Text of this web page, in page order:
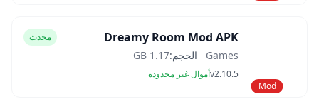
Mod
Dreamy Room Mod APK محدث
Games الحجم:1.17 GB
v2.10.5أموال غير محدودة